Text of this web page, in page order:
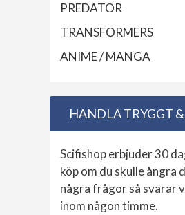
PREDATOR
TRANSFORMERS
ANIME / MANGA
HANDLA TRYGGT
Scifishop erbjuder 30
köp om du skulle ångra
några frågor så svarar
inom någon timme.